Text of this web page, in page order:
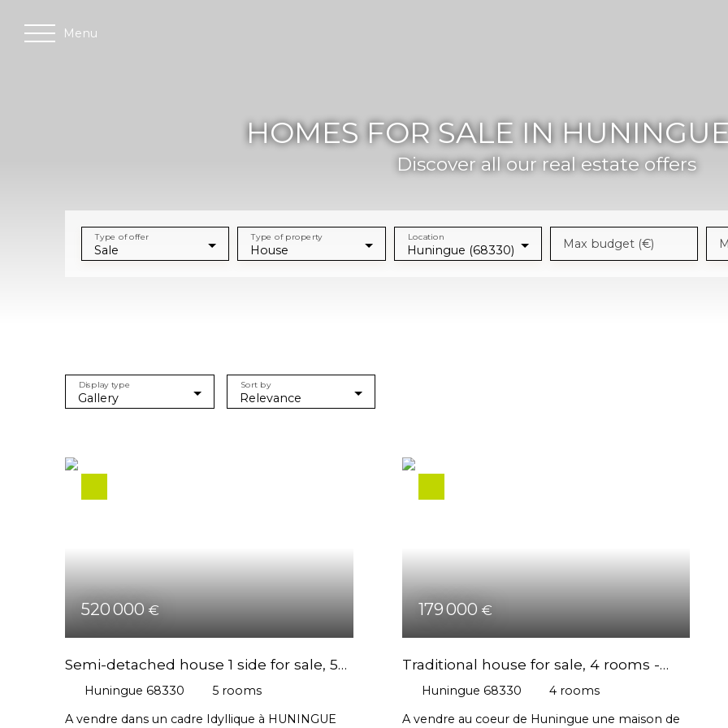
Menu
HOMES FOR SALE IN
Discover all our real estate offers
Sale
Type of offer
House
Type of property
Huningue (68330)
Location Max budget (€)
Gallery
Display type
Relevance
Sort by
520 000€
Semi-detached house 1 side for sale, 5
rooms - Huningue 68330
Huningue 68330 5 rooms
A vendre dans un cadre Idyllique à HUNINGUE
179 000€
Traditional house for sale, 4 rooms -
Huningue 68330
Huningue 68330 4 rooms
A vendre au coeur de Huningue une maison de